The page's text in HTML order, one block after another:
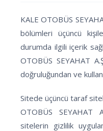
KALE OTOBÜS
bölümleri üçüncü
durumda ilgili içerik
OTOBÜS SEYAHAT
doğruluğundan ve
Sitede üçüncü taraf
OTOBÜS SEYAHAT
sitelerin gizlilik